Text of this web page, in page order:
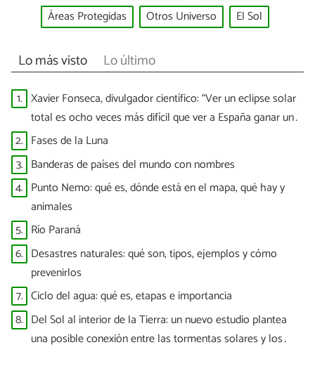
Áreas Protegidas
Otros Universo El Sol
Lo más visto Lo último
1. Xavier Fonseca, divulgador científico: “Ver un eclipse solar
total es ocho veces más difícil que ver a España ganar un
Mundial”
2. Fases de la Luna
3. Banderas de países del mundo con nombres
4. Punto Nemo: qué es, dónde está en el mapa, qué hay y
animales
5. Río Paraná
6. Desastres naturales: qué son, tipos, ejemplos y cómo
prevenirlos
7. Ciclo del agua: qué es, etapas e importancia
8. Del Sol al interior de la Tierra: un nuevo estudio plantea
una posible conexión entre las tormentas solares y los